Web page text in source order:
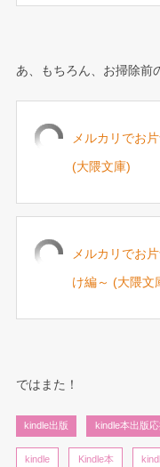
あ、もちろん、お掃除前
メルカリでお
(大隈文庫)
メルカリでお
け編～ (大隈文
ではまた！
kindle出版 kindle本出版
kindle Kindle本